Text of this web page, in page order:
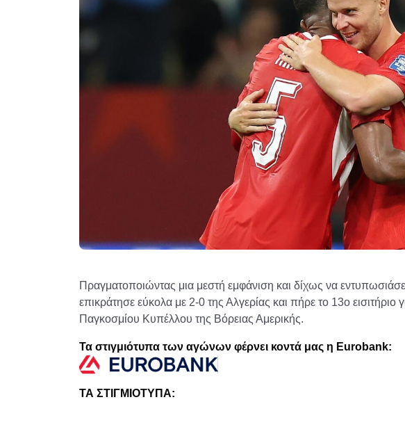
Πραγματοποιώντας μια μεστή εμφάνιση και δίχως να
επικράτησε εύκολα με 2-0 της Αλγερίας και πήρε το 13ο
Παγκοσμίου Κυπέλλου της Βόρειας Αμερικής.
Τα στιγμιότυπα των αγώνων φέρνει κοντά μας η Eurobank:
ΤΑ ΣΤΙΓΜΙΟΤΥΠΑ: